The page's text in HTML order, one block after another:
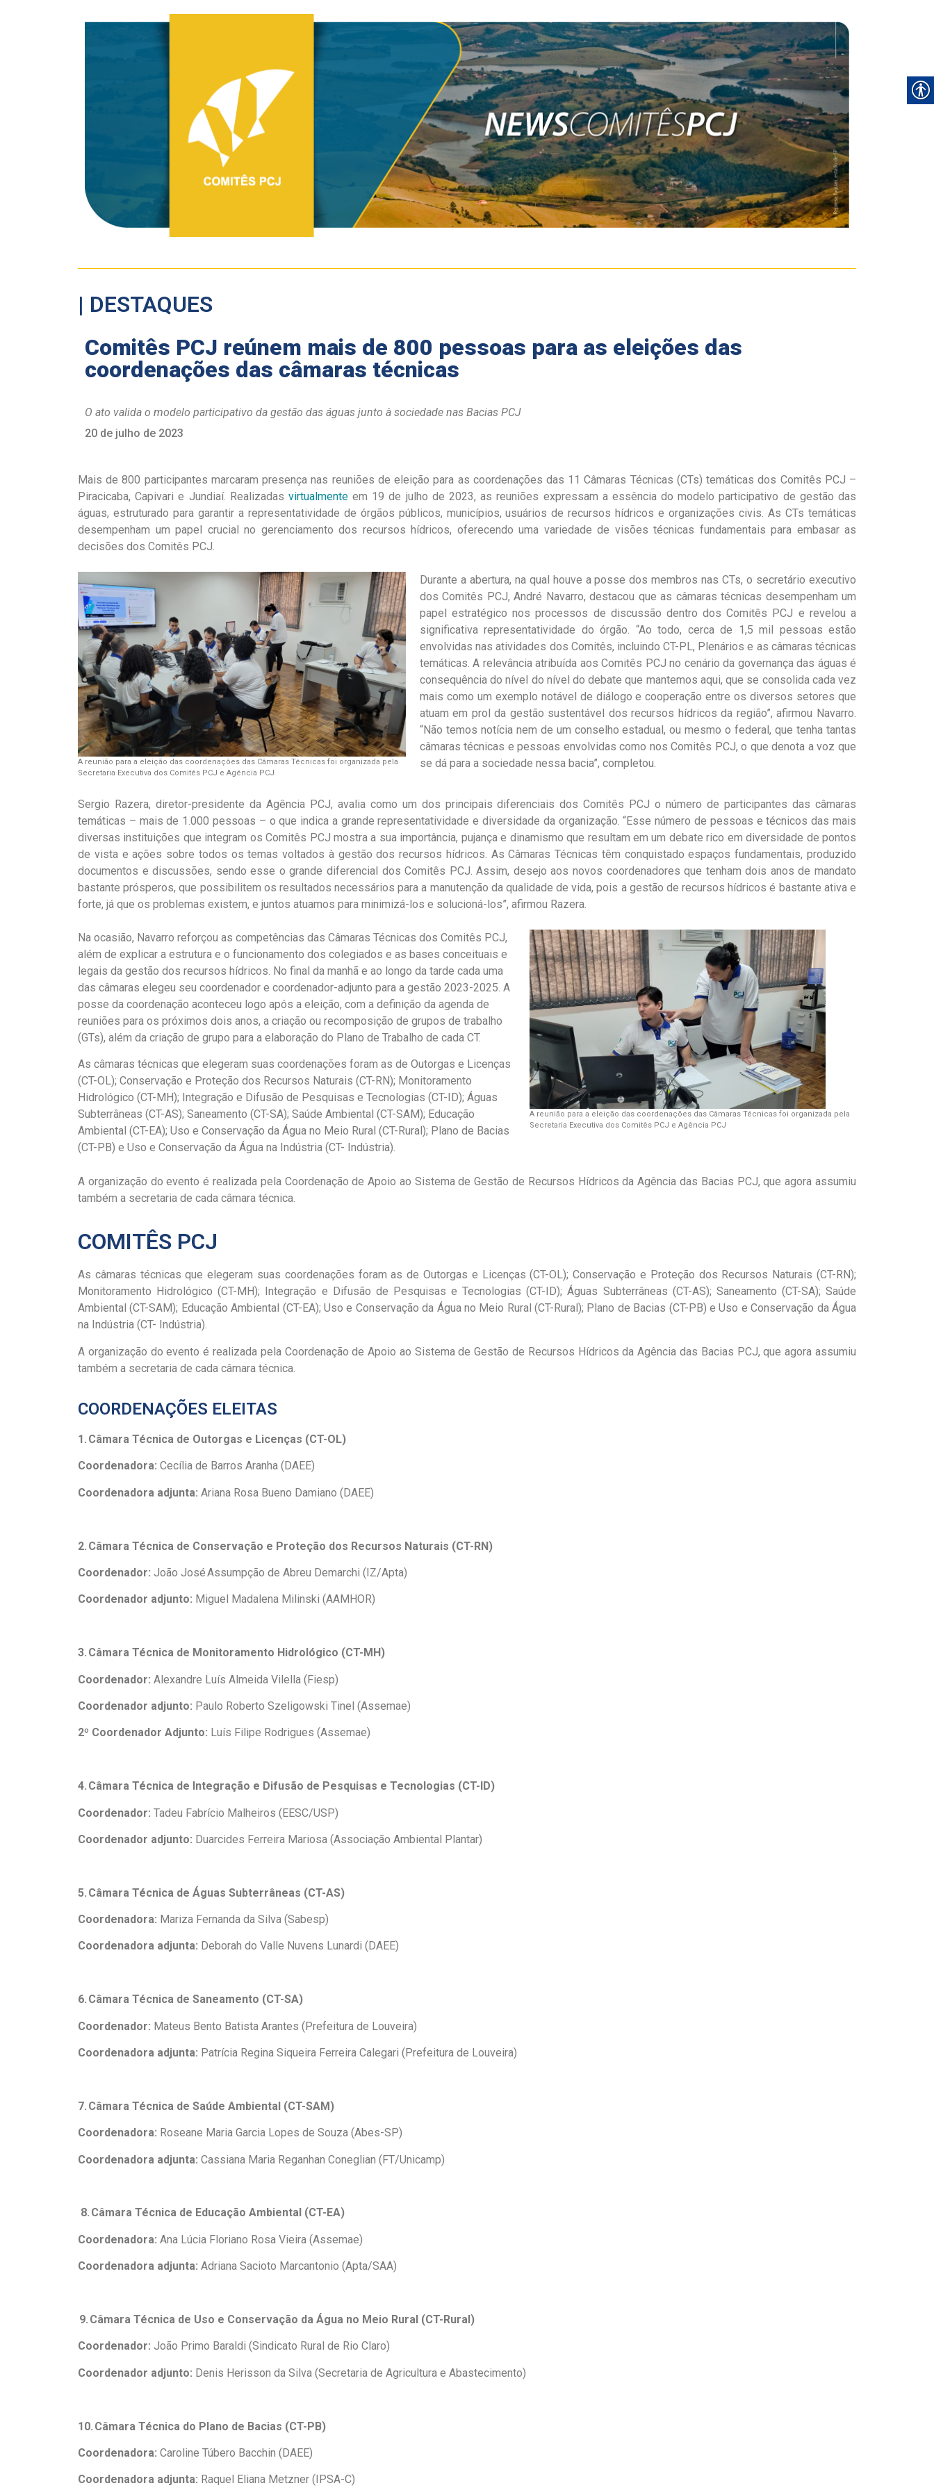
| DESTAQUES
Comitês PCJ reúnem mais de 800 pessoas para as eleições das
coordenações das câmaras técnicas
O ato valida o modelo participativo da gestão das águas junto à sociedade nas Bacias PCJ
20 de julho de 2023
Mais de 800 participantes marcaram presença nas reuniões de eleição para as coordenações das 11 Câmaras Técnicas (CTs) temáticas dos Comitês PCJ –
Piracicaba, Capivari e Jundiaí. Realizadas virtualmenteem 19 de julho de 2023, as reuniões expressam a essência do modelo participativo de gestão das
águas, estruturado para garantir a representatividade de órgãos públicos, municípios, usuários de recursos hídricos e organizações civis. As CTs temáticas
desempenham um papel crucial no gerenciamento dos recursos hídricos, oferecendo uma variedade de visões técnicas fundamentais para embasar as
decisões dos Comitês PCJ.
A reunião para a eleição das coordenações das Câmaras Técnicas foi organizada pela
Secretaria Executiva dos Comitês PCJ e Agência PCJ
Durante a abertura, na qual houve a posse dos membros nas CTs, o secretário executivo
dos Comitês PCJ, André Navarro, destacou que as câmaras técnicas desempenham um
papel estratégico nos processos de discussão dentro dos Comitês PCJ e revelou a
significativa representatividade do órgão. “Ao todo, cerca de 1,5 mil pessoas estão
envolvidas nas atividades dos Comitês, incluindo CT-PL, Plenários e as câmaras técnicas
temáticas. A relevância atribuída aos Comitês PCJ no cenário da governança das águas é
consequência do nível do nível do debate que mantemos aqui, que se consolida cada vez
mais como um exemplo notável de diálogo e cooperação entre os diversos setores que
atuam em prol da gestão sustentável dos recursos hídricos da região”, afirmou Navarro.
“Não temos notícia nem de um conselho estadual, ou mesmo o federal, que tenha tantas
câmaras técnicas e pessoas envolvidas como nos Comitês PCJ, o que denota a voz que
se dá para a sociedade nessa bacia”, completou.
Sergio Razera, diretor-presidente da Agência PCJ, avalia como um dos principais diferenciais dos Comitês PCJ o número de participantes das câmaras
temáticas – mais de 1.000 pessoas – o que indica a grande representatividade e diversidade da organização. “Esse número de pessoas e técnicos das mais
diversas instituições que integram os Comitês PCJ mostra a sua importância, pujança e dinamismo que resultam em um debate rico em diversidade de pontos
de vista e ações sobre todos os temas voltados à gestão dos recursos hídricos. As Câmaras Técnicas têm conquistado espaços fundamentais, produzido
documentos e discussões, sendo esse o grande diferencial dos Comitês PCJ. Assim, desejo aos novos coordenadores que tenham dois anos de mandato
bastante prósperos, que possibilitem os resultados necessários para a manutenção da qualidade de vida, pois a gestão de recursos hídricos é bastante ativa e
forte, já que os problemas existem, e juntos atuamos para minimizá-los e solucioná-los”, afirmou Razera.
Na ocasião, Navarro reforçou as competências das Câmaras Técnicas dos Comitês PCJ,
além de explicar a estrutura e o funcionamento dos colegiados e as bases conceituais e
legais da gestão dos recursos hídricos. No final da manhã e ao longo da tarde cada uma
das câmaras elegeu seu coordenador e coordenador-adjunto para a gestão 2023-2025. A
posse da coordenação aconteceu logo após a eleição, com a definição da agenda de
reuniões para os próximos dois anos, a criação ou recomposição de grupos de trabalho
(GTs), além da criação de grupo para a elaboração do Plano de Trabalho de cada CT.
As câmaras técnicas que elegeram suas coordenações foram as de Outorgas e Licenças
(CT-OL); Conservação e Proteção dos Recursos Naturais (CT-RN); Monitoramento
Hidrológico (CT-MH); Integração e Difusão de Pesquisas e Tecnologias (CT-ID); Águas
Subterrâneas (CT-AS); Saneamento (CT-SA); Saúde Ambiental (CT-SAM); Educação
Ambiental (CT-EA); Uso e Conservação da Água no Meio Rural (CT-Rural); Plano de Bacias
(CT-PB) e Uso e Conservação da Água na Indústria (CT- Indústria).
A reunião para a eleição das coordenações das Câmaras Técnicas foi organizada pela
Secretaria Executiva dos Comitês PCJ e Agência PCJ
A organização do evento é realizada pela Coordenação de Apoio ao Sistema de Gestão de Recursos Hídricos da Agência das Bacias PCJ, que agora assumiu
também a secretaria de cada câmara técnica.
COMITÊS PCJ
As câmaras técnicas que elegeram suas coordenações foram as de Outorgas e Licenças (CT-OL); Conservação e Proteção dos Recursos Naturais (CT-RN);
Monitoramento Hidrológico (CT-MH); Integração e Difusão de Pesquisas e Tecnologias (CT-ID); Águas Subterrâneas (CT-AS); Saneamento (CT-SA); Saúde
Ambiental (CT-SAM); Educação Ambiental (CT-EA); Uso e Conservação da Água no Meio Rural (CT-Rural); Plano de Bacias (CT-PB) e Uso e Conservação da Água
na Indústria (CT- Indústria).
A organização do evento é realizada pela Coordenação de Apoio ao Sistema de Gestão de Recursos Hídricos da Agência das Bacias PCJ, que agora assumiu
também a secretaria de cada câmara técnica.
COORDENAÇÕES ELEITAS
1. Câmara Técnica de Outorgas e Licenças (CT-OL)
Coordenadora: Cecília de Barros Aranha (DAEE)
Coordenadora adjunta: Ariana Rosa Bueno Damiano (DAEE)
2. Câmara Técnica de Conservação e Proteção dos Recursos Naturais (CT-RN)
Coordenador: João José Assumpção de Abreu Demarchi (IZ/Apta)
Coordenador adjunto: Miguel Madalena Milinski (AAMHOR)
3. Câmara Técnica de Monitoramento Hidrológico (CT-MH)
Coordenador: Alexandre Luís Almeida Vilella (Fiesp)
Coordenador adjunto: Paulo Roberto Szeligowski Tinel (Assemae)
2º Coordenador Adjunto: Luís Filipe Rodrigues (Assemae)
4. Câmara Técnica de Integração e Difusão de Pesquisas e Tecnologias (CT-ID)
Coordenador: Tadeu Fabrício Malheiros (EESC/USP)
Coordenador adjunto: Duarcides Ferreira Mariosa (Associação Ambiental Plantar)
5. Câmara Técnica de Águas Subterrâneas (CT-AS)
Coordenadora: Mariza Fernanda da Silva (Sabesp)
Coordenadora adjunta: Deborah do Valle Nuvens Lunardi (DAEE)
6. Câmara Técnica de Saneamento (CT-SA)
Coordenador: Mateus Bento Batista Arantes (Prefeitura de Louveira)
Coordenadora adjunta: Patrícia Regina Siqueira Ferreira Calegari (Prefeitura de Louveira)
7. Câmara Técnica de Saúde Ambiental (CT-SAM)
Coordenadora: Roseane Maria Garcia Lopes de Souza (Abes-SP)
Coordenadora adjunta: Cassiana Maria Reganhan Coneglian (FT/Unicamp)
8. Câmara Técnica de Educação Ambiental (CT-EA)
Coordenadora: Ana Lúcia Floriano Rosa Vieira (Assemae)
Coordenadora adjunta: Adriana Sacioto Marcantonio (Apta/SAA)
9. Câmara Técnica de Uso e Conservação da Água no Meio Rural (CT-Rural)
Coordenador: João Primo Baraldi (Sindicato Rural de Rio Claro)
Coordenador adjunto: Denis Herisson da Silva (Secretaria de Agricultura e Abastecimento)
10. Câmara Técnica do Plano de Bacias (CT-PB)
Coordenadora: Caroline Túbero Bacchin (DAEE)
Coordenadora adjunta: Raquel Eliana Metzner (IPSA-C)